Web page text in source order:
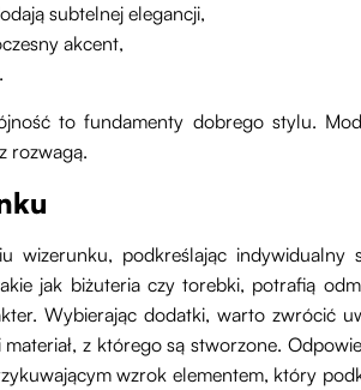
subtelnej elegancji,
akcent,
to fundamenty dobrego stylu.
rozwagą.
wizerunku, podkreślając indywidualny
jak biżuteria czy torebki, potrafią
Wybierając dodatki, warto zwrócić
z którego są stworzone.
wzrok elementem, który